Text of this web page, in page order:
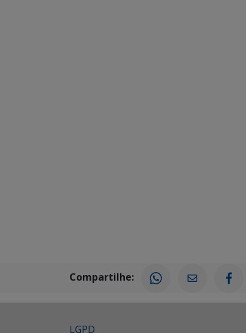
Compartilhe:
LGPD